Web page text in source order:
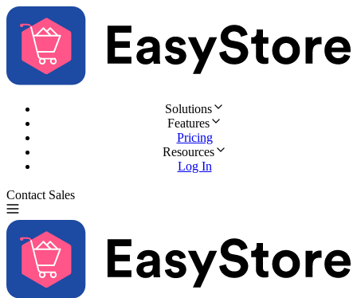
Solutions
Features
Pricing
Resources
Log In
Contact Sales